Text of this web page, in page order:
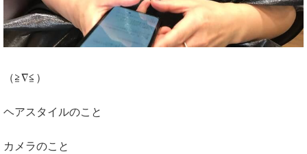
（≧∇≦）
ヘアスタイルのこと
カメラのこと